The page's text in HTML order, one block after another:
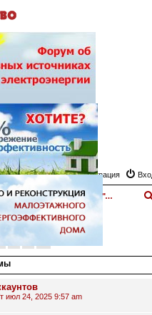
Регистрация
Купля продажа загородных домов Доска объявлений "Продажа загородного дома, дачи"
поискрасширенный
след.
июл 24, 2025 9:57 am